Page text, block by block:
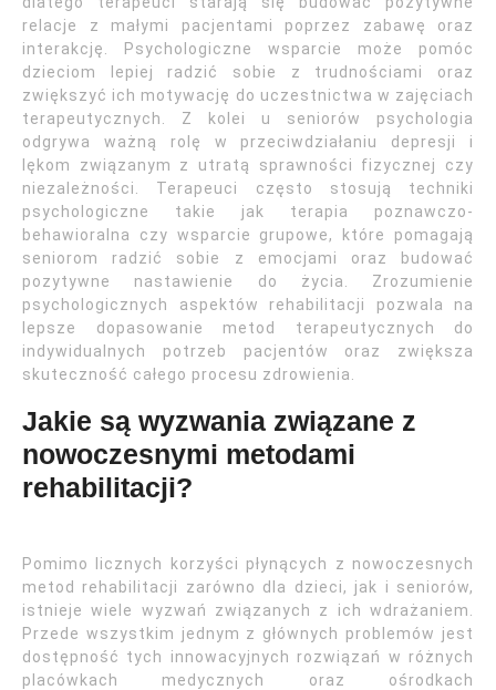
relacje z małymi pacjentami poprzez zabawę oraz
interakcję. Psychologiczne wsparcie może pomóc
dzieciom lepiej radzić sobie z trudnościami oraz
zwiększyć ich motywację do uczestnictwa w zajęciach
terapeutycznych. Z kolei u seniorów psychologia
odgrywa ważną rolę w przeciwdziałaniu depresji i
lękom związanym z utratą sprawności fizycznej czy
niezależności. Terapeuci często stosują techniki
psychologiczne takie jak terapia poznawczo-
behawioralna czy wsparcie grupowe, które pomagają
seniorom radzić sobie z emocjami oraz budować
pozytywne nastawienie do życia. Zrozumienie
psychologicznych aspektów rehabilitacji pozwala na
lepsze dopasowanie metod terapeutycznych do
indywidualnych potrzeb pacjentów oraz zwiększa
skuteczność całego procesu zdrowienia.
Jakie są wyzwania związane z
nowoczesnymi metodami
rehabilitacji?
Pomimo licznych korzyści płynących z nowoczesnych
metod rehabilitacji zarówno dla dzieci, jak i seniorów,
istnieje wiele wyzwań związanych z ich wdrażaniem.
Przede wszystkim jednym z głównych problemów jest
dostępność tych innowacyjnych rozwiązań w różnych
placówkach medycznych oraz ośrodkach